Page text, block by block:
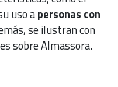
uso apersonas con
se ilustran con
sobre Almassora.